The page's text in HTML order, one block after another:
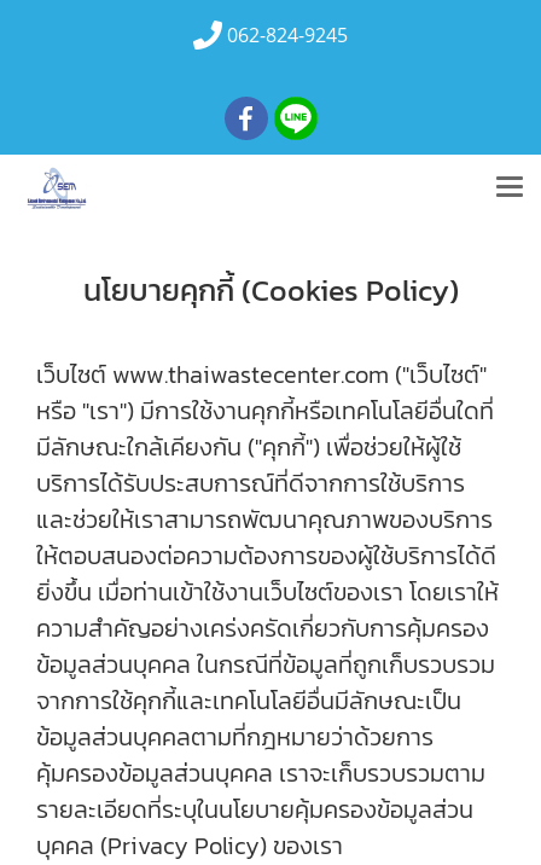
062-824-9245
นโยบายคุกกี้ (Cookies Policy)
เว็บไซต์ www.thaiwastecenter.com ("เว็บไซต์"
หรือ "เรา") มีการใช้งานคุกกี้หรือเทคโนโลยีอื่นใดที่
มีลักษณะใกล้เคียงกัน ("คุกกี้") เพื่อช่วยให้ผู้ใช้
บริการได้รับประสบการณ์ที่ดีจากการใช้บริการ
และช่วยให้เราสามารถพัฒนาคุณภาพของบริการ
ให้ตอบสนองต่อความต้องการของผู้ใช้บริการได้ดี
ยิ่งขึ้น เมื่อท่านเข้าใช้งานเว็บไซต์ของเรา โดยเราให้
ความสำคัญอย่างเคร่งครัดเกี่ยวกับการคุ้มครอง
ข้อมูลส่วนบุคคล ในกรณีที่ข้อมูลที่ถูกเก็บรวบรวม
จากการใช้คุกกี้และเทคโนโลยีอื่นมีลักษณะเป็น
ข้อมูลส่วนบุคคลตามที่กฎหมายว่าด้วยการ
คุ้มครองข้อมูลส่วนบุคคล เราจะเก็บรวบรวมตาม
รายละเอียดที่ระบุในนโยบายคุ้มครองข้อมูลส่วน
บุคคล (Privacy Policy) ของเรา